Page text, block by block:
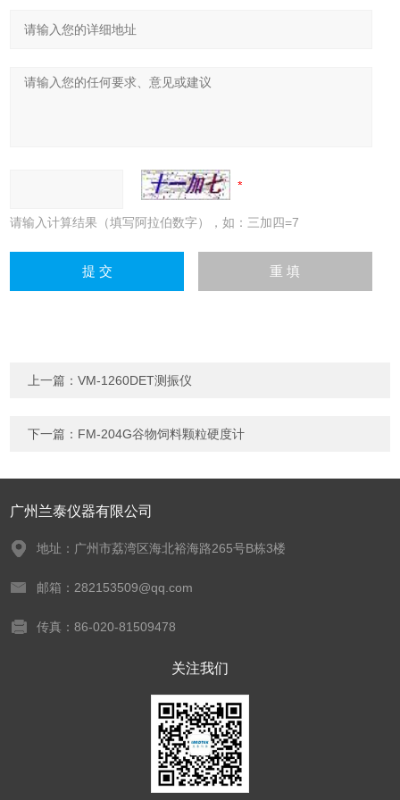
请输入计算结果（填写阿拉伯数字），如：三加四=7
上一篇：VM-1260DET测振仪
下一篇： FM-204G谷物饲料颗粒硬度计
广州兰泰仪器有限公司
地址：广州市荔湾区海北裕海路265号B栋3楼
邮箱：282153509@qq.com
传真：86-020-81509478
关注我们